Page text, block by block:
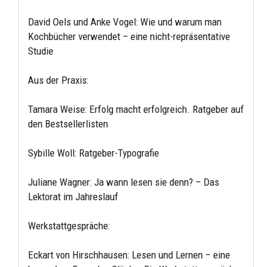
David Oels und Anke Vogel: Wie und warum man
Kochbücher verwendet – eine nicht-repräsentative
Studie
Aus der Praxis:
Tamara Weise: Erfolg macht erfolgreich. Ratgeber auf
den Bestsellerlisten
Sybille Woll: Ratgeber-Typografie
Juliane Wagner: Ja wann lesen sie denn? – Das
Lektorat im Jahreslauf
Werkstattgespräche:
Eckart von Hirschhausen: Lesen und Lernen – eine